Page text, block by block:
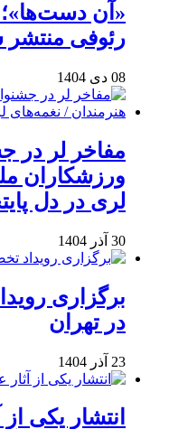
«آن دست‌ها»؛
رئوفی
08 دی 1404
مفاخر لر در
ورزشکاران
لری در دل
30 آذر 1404
برگزاری
در تهران
23 آذر 1404
انتشار یکی